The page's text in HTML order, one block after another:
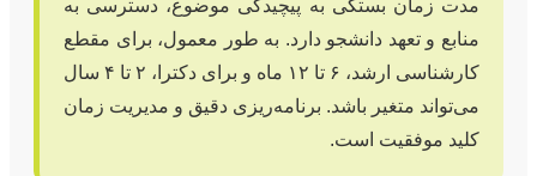
مدت زمان بستگی به پیچیدگی موضوع، دسترسی به
منابع و تعهد دانشجو دارد. به طور معمول، برای مقطع
کارشناسی ارشد، ۶ تا ۱۲ ماه و برای دکترا، ۲ تا ۴ سال
می‌تواند متغیر باشد. برنامه‌ریزی دقیق و مدیریت زمان
کلید موفقیت است.